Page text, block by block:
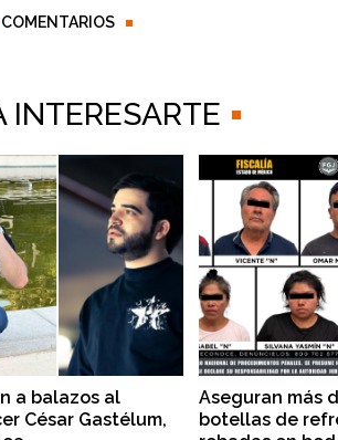
COMENTARIOS
INTERESARTE
a balazos al
César Gastélum,
Aseguran más
botellas de